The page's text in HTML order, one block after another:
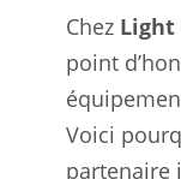
Chez Light
point
Voici
partenaire